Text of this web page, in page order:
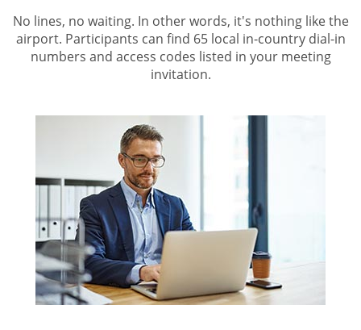
No lines, no waiting. In other words, it's nothing like the
airport. Participants can find 65 local in-country dial-in
numbers and access codes listed in your meeting
invitation.